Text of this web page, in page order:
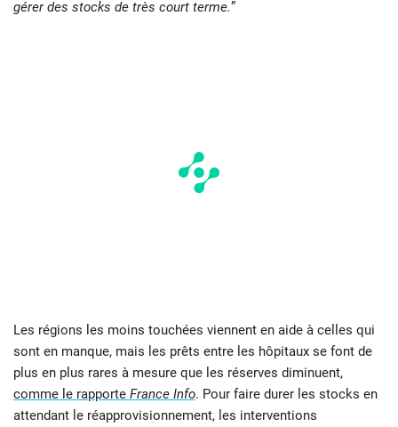
gérer des stocks de très court terme.”
Les régions les moins touchées viennent en aide à celles qui
sont en manque, mais les prêts entre les hôpitaux se font de
plus en plus rares à mesure que les réserves diminuent,
comme le rapporte France Info. Pour faire durer les stocks en
attendant le réapprovisionnement, les interventions